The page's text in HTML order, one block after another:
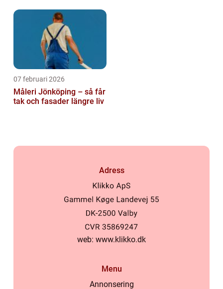
07 februari 2026
Måleri Jönköping – så får
tak och fasader längre liv
Adress
web: www.klikko.dk
Menu
Annonsering